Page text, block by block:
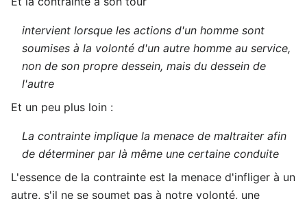
intervient lorsque les actions d'un homme sont
soumises à la volonté d'un autre homme au service,
non de son propre dessein, mais du dessein de
l'autre
Et un peu plus loin :
La contrainte implique la menace de maltraiter afin
de déterminer par là même une certaine conduite
L'essence de la contrainte est la menace d'infliger à un
autre, s'il ne se soumet pas à notre volonté, une